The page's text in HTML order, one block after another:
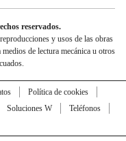
reservados.
y usos de las obras
de lectura mecánica u otros
Política de cookies
Soluciones W
Teléfonos